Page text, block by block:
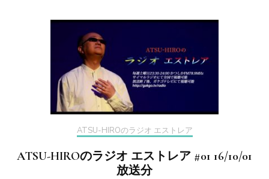
ATSU-HIROのラジオ エストレア
ATSU-HIROのラジオ エストレア #01 16/10/01
放送分